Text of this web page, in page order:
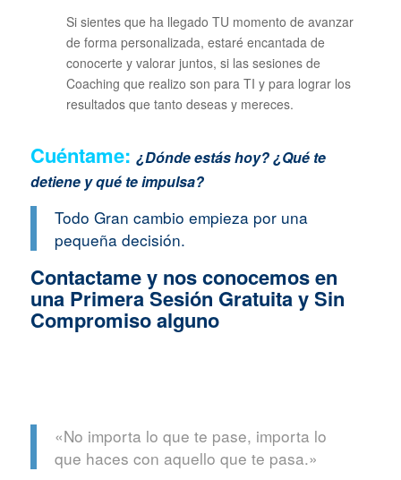
Si sientes que ha llegado TU momento de avanzar
de forma personalizada, estaré encantada de
conocerte y valorar juntos, si las sesiones de
Coaching que realizo son para TI y para lograr los
resultados que tanto deseas y mereces.
Cuéntame: ¿Dónde estás hoy? ¿Qué te
detiene y qué te impulsa?
Todo Gran cambio empieza por una
pequeña decisión.
Contactame y nos conocemos en
una Primera Sesión Gratuita y Sin
Compromiso alguno
«No importa lo que te pase, importa lo
que haces con aquello que te pasa.»